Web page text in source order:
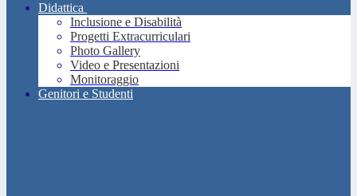
Didattica
Inclusione e Disabilità
Progetti Extracurriculari
Photo Gallery
Video e Presentazioni
Monitoraggio
Genitori e Studenti